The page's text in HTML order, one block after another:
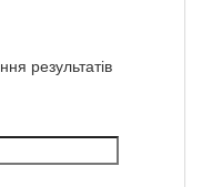
результатів